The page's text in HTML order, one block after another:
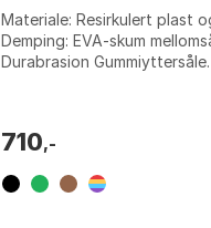
Materiale: Resirkulert plast
Demping: EVA-skum
Durabrasion
710,-